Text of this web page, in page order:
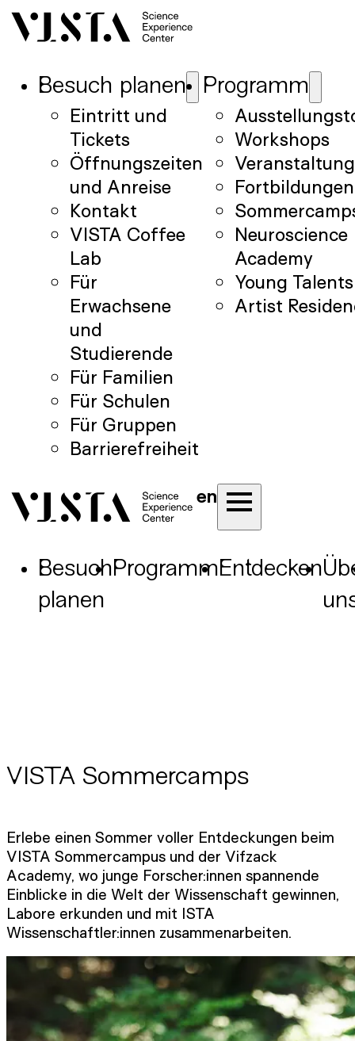
Besuch planen
Eintritt und
Tickets
Öffnungszeiten
und Anreise
Kontakt
VISTA Coffee
Lab
Für
Erwachsene
und
Studierende
Für Familien
Für Schulen
Für Gruppen
Barrierefreiheit
Programm
Workshops
Fortbildungen
Neuroscience
Academy
Young
Artist
en
Besuch
planen
ProgrammEntdecken
VISTA Sommercamps
Erlebe einen Sommer voller Entdeckungen beim
VISTA Sommercampus und der Vifzack
Academy, wo junge Forscher:innen spannende
Einblicke in die Welt der Wissenschaft gewinnen,
Labore erkunden und mit ISTA
Wissenschaftler:innen zusammenarbeiten.